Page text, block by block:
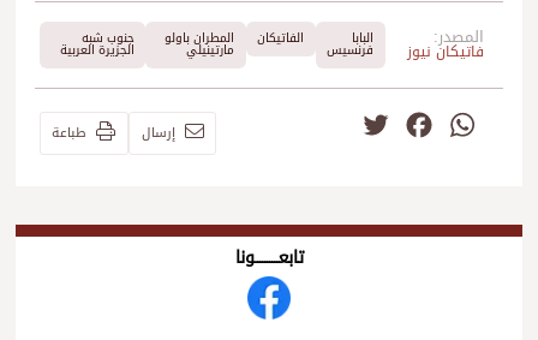
المصدر:
فاتيكان نيوز
البابا
فرنسيس
الفاتيكان المطران باولو
مارتينيلي
جنوب شبه
الجزيرة العربية
WhatsApp
Facebook إرسال طباعة
تابعــــــــــونا